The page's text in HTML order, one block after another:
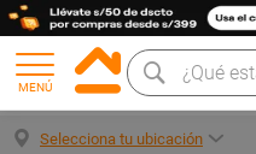
MENÚ
Selecciona tu ubicación